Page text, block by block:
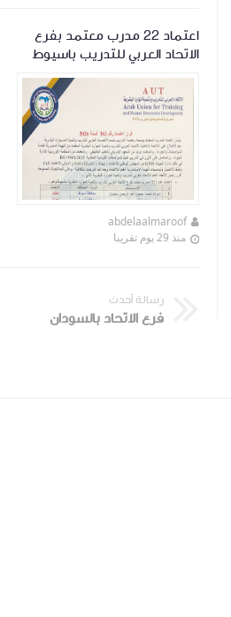
اعتماد 22 مدرب معتمد بفرع
الاتحاد العربي للتدريب باسيوط
abdelaalmaroof
منذ 29 يوم تقريبا
رسالة أحدث
فرع الاتحاد بالسودان